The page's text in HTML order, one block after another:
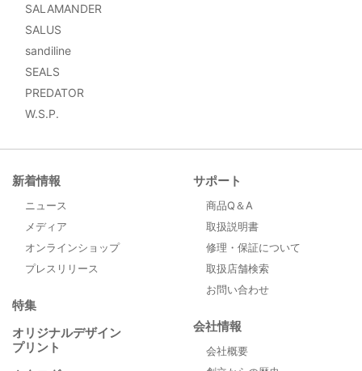
新着情報
ニュース
メディア
オンラインショップ
プレスリリース
特集
オリジナルデザイン
プリント
サポート
商品Q＆A
取扱説明書
修理・保証について
取扱店舗検索
お問い合わせ
会社情報
会社概要
SALAMANDER
SALUS
sandiline
SEALS
PREDATOR
W.S.P.